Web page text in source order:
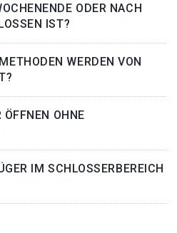
ODER NACH
IST?
WERDEN VON
OHNE
IM SCHLOSSERBEREICH